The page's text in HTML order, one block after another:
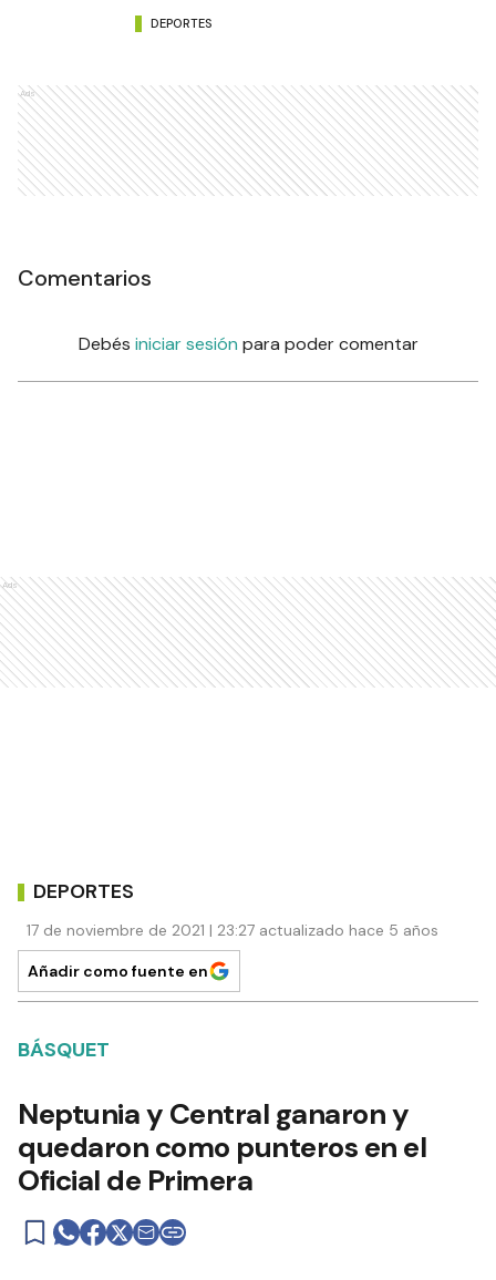
DEPORTES
Ads
Comentarios
Debés iniciar sesión para poder comentar
Ads
DEPORTES
17 de noviembre de 2021 | 23:27 actualizado hace 5 años
Añadir como fuente en
BÁSQUET
Neptunia y Central ganaron y
quedaron como punteros en el
Oficial de Primera